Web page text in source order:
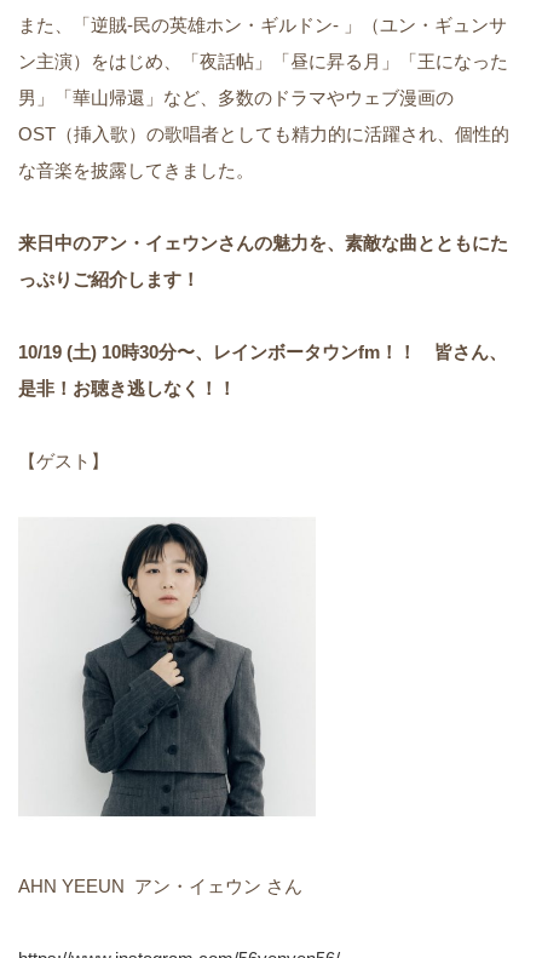
また、「逆賊-民の英雄ホン・ギルドン- 」（ユン・ギュンサ
ン主演）をはじめ、「夜話帖」「昼に昇る月」「王になった
男」「華山帰還」など、多数のドラマやウェブ漫画の
OST（挿入歌）の歌唱者としても精力的に活躍され、個性的
な音楽を披露してきました。
来日中のアン・イェウンさんの魅力を、素敵な曲とともにた
っぷりご紹介します！
10/19 (土) 10時30分〜、レインボータウンfm！！ 皆さん、
是非！お聴き逃しなく！！
【ゲスト】
AHN YEEUN アン・イェウン さん